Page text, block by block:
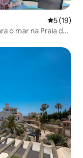
5 de uma
5 (19)
o mar na Praia de